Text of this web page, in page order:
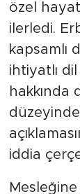
özel
ilerledi.
kapsamlı
ihtiyatlı
hakkında
iddia